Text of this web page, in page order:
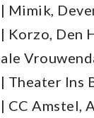
Mimik,
Korzo, Den
Theater Ins
CC Amstel,